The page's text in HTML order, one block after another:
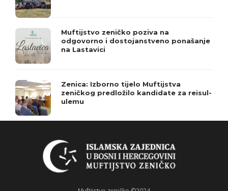
Muftijstvo zeničko poziva na
odgovorno i dostojanstveno ponašanje
na Lastavici
Zenica: Izborno tijelo Muftijstva
zeničkog predložilo kandidate za reisul-
ulemu